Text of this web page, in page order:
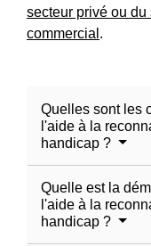
secteur privé ou
commercial .
Quelles sont les
l'aide à la
handicap ?
Quelle est la
l'aide à la
handicap ?